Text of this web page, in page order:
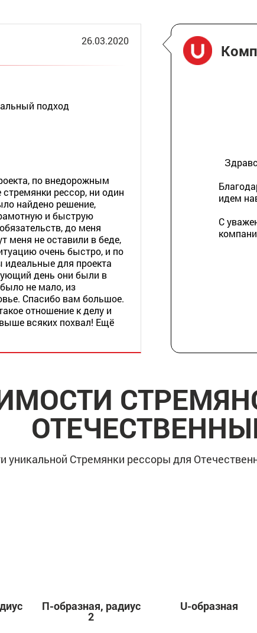
26.03.2020
подход
по внедорожным
рессор, ни один
найдено решение,
и быструю
до меня
меня не оставили в беде,
очень быстро, и по
идеальные для проекта
день они были в
не мало, из
Спасибо вам большое.
отношение к делу и
всяких похвал! Ещё
идем
С
уникальной Стремянки рессоры для
П-образная, радиус
2
U-образная